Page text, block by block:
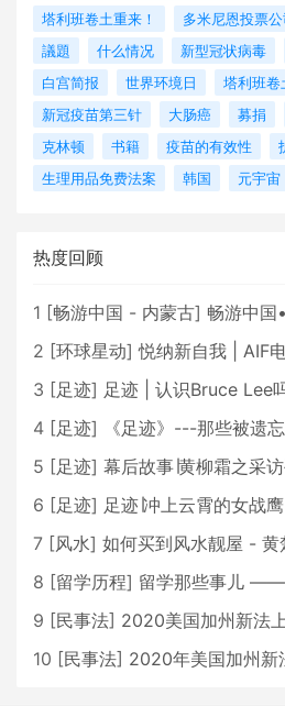
塔利班卷土重来！
多米尼恩投票公
議題
什么情况 新型冠状病毒
白宫简报
世界环境日 塔利班卷
新冠疫苗第三针
大肠癌 募捐
克林顿
书籍 疫苗的有效性
生理用品免费法案
韩国 元宇宙
热度回顾
1 [畅游中国 - 内蒙古] 畅游中国•
2 [环球星动] 悦纳新自我 | AIF
3 [足迹] 足迹 | 认识Bruce Lee
4 [足迹]
《足迹》---那些被遗
5 [足迹] 幕后故事∣黄柳霜之采
6 [足迹] 足迹∣冲上云霄的女战鹰
7 [风水] 如何买到风水靓屋 - 黄
8 [留学历程] 留学那些事儿 —— 探秘加州
9 [民事法] 2020美国加州新法
10 [民事法] 2020年美国加州新